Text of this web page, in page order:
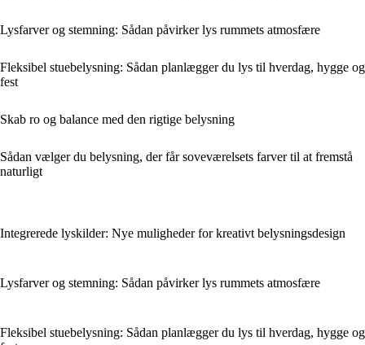
Lysfarver og stemning: Sådan påvirker lys rummets atmosfære
Fleksibel stuebelysning: Sådan planlægger du lys til hverdag, hygge og
fest
Skab ro og balance med den rigtige belysning
Sådan vælger du belysning, der får soveværelsets farver til at fremstå
naturligt
Integrerede lyskilder: Nye muligheder for kreativt belysningsdesign
Lysfarver og stemning: Sådan påvirker lys rummets atmosfære
Fleksibel stuebelysning: Sådan planlægger du lys til hverdag, hygge og